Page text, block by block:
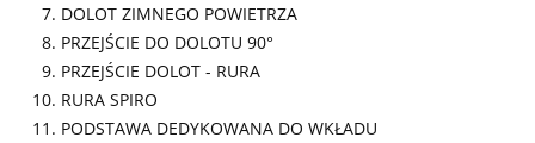
DOLOT ZIMNEGO POWIETRZA
PRZEJŚCIE DO DOLOTU 90°
PRZEJŚCIE DOLOT - RURA
RURA SPIRO
PODSTAWA DEDYKOWANA DO WKŁADU